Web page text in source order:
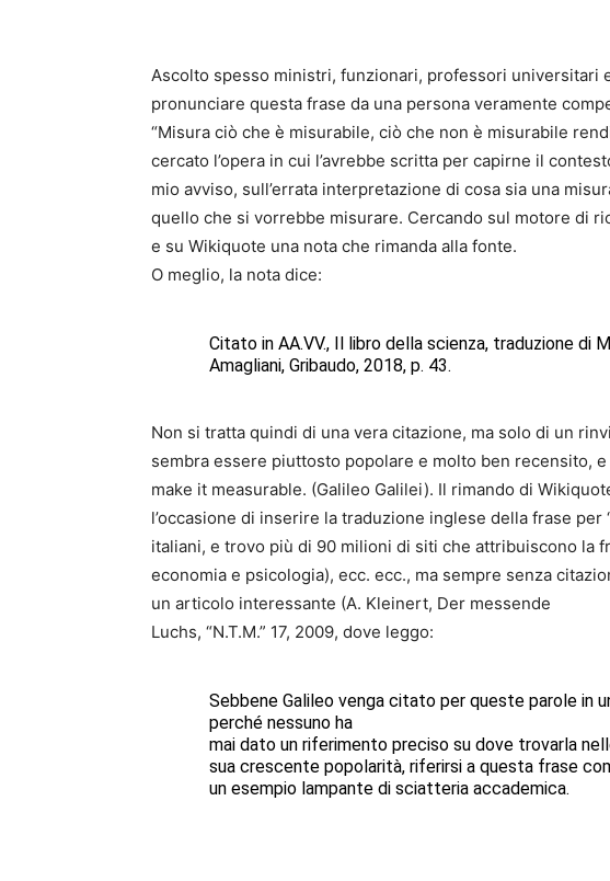
Ascolto spesso ministri, funzionari, professori universitari
pronunciare questa frase da una persona veramente
“Misura ciò che è misurabile, ciò che non è misurabile
cercato l’opera in cui l’avrebbe scritta per capirne il
mio avviso, sull’errata interpretazione di cosa sia una
quello che si vorrebbe misurare. Cercando sul motore di
e su Wikiquote una nota che rimanda alla fonte.
O meglio, la nota dice:
Citato in AA.VV., Il libro della scienza, traduzione di
Amagliani, Gribaudo, 2018, p. 43.
Non si tratta quindi di una vera citazione, ma solo di un
sembra essere piuttosto popolare e molto ben recensito,
make it measurable. (Galileo Galilei). Il rimando di
l’occasione di inserire la traduzione inglese della frase
italiani, e trovo più di 90 milioni di siti che attribuiscono la
economia e psicologia), ecc. ecc., ma sempre senza
un articolo interessante (A. Kleinert, Der messende
Luchs, “N.T.M.” 17, 2009, dove leggo:
Sebbene Galileo venga citato per queste parole in
perché nessuno ha
mai dato un riferimento preciso su dove trovarla
sua crescente popolarità, riferirsi a questa frase
un esempio lampante di sciatteria accademica.